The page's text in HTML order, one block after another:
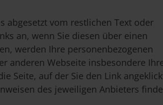
abgesetzt vom restlichen Text oder
an, wenn Sie diesen über einen
werden Ihre personenbezogenen
anderen Webseite insbesondere
Seite, auf der Sie den Link
des jeweiligen Anbieters